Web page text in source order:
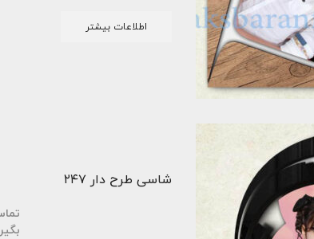
اطلاعات بیشتر
شاسی طرح دار ۲۴۷